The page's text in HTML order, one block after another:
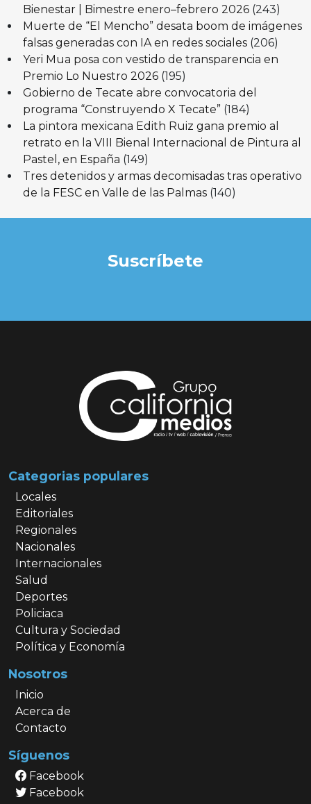
Bienestar | Bimestre enero–febrero 2026 (243)
Muerte de “El Mencho” desata boom de imágenes
falsas generadas con IA en redes sociales (206)
Yeri Mua posa con vestido de transparencia en
Premio Lo Nuestro 2026 (195)
Gobierno de Tecate abre convocatoria del
programa “Construyendo X Tecate” (184)
La pintora mexicana Edith Ruiz gana premio al
retrato en la VIII Bienal Internacional de Pintura al
Pastel, en España (149)
Tres detenidos y armas decomisadas tras operativo
de la FESC en Valle de las Palmas (140)
Suscríbete
Categorias populares
Locales
Editoriales
Regionales
Nacionales
Internacionales
Salud
Deportes
Policiaca
Cultura y Sociedad
Política y Economía
Nosotros
Inicio
Acerca de
Contacto
Síguenos
Facebook
Facebook